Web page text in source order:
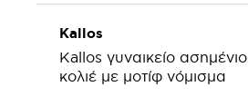
Kallos
Kallos γυναικείο ασημένιο
κολιέ με μοτίφ νόμισμα